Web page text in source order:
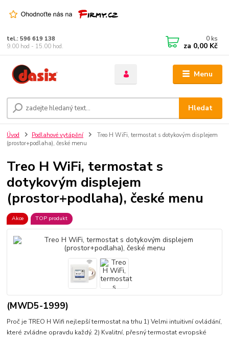
Menu
Hledat
tel.: 596 619 138
9.00 hod - 15.00 hod.
0 ks
za 0,00 Kč
Úvod Podlahové vytápění
Treo H WiFi, termostat s dotykovým displejem
(prostor+podlaha), české menu
Treo H WiFi, termostat s
dotykovým displejem
(prostor+podlaha), české menu
Akce TOP produkt
(MWD5-1999)
Proč je TREO H Wifi nejlepší termostat na trhu 1) Velmi intuitivní ovládání,
které zvládne opravdu každý. 2) Kvalitní, přesný termostat evropské